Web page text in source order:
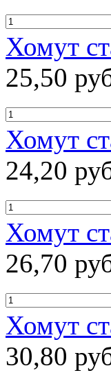
Хомут
25,50
Хомут
24,20
Хомут
26,70
Хомут
30,80